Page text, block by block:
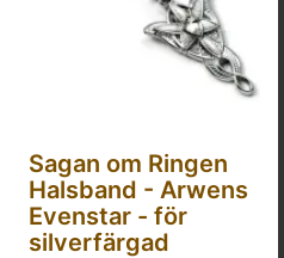
Sagan om Ringen
Halsband - Arwens
Evenstar - för
silverfärgad